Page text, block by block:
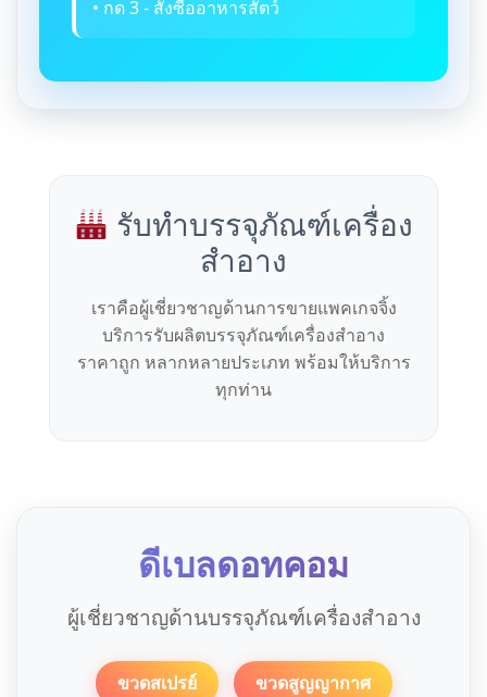
• กด 3 - สั่งซื้ออาหารสัตว์
รับทำบรรจุภัณฑ์เครื่อง
สำอาง
เราคือผู้เชี่ยวชาญด้านการขายแพคเกจจิ้ง
บริการรับผลิตบรรจุภัณฑ์เครื่องสำอาง
ราคาถูก หลากหลายประเภท พร้อมให้บริการ
ทุกท่าน
ดีเบลดอทคอม
ผู้เชี่ยวชาญด้านบรรจุภัณฑ์เครื่องสำอาง
ขวดสเปรย์ ขวดสูญญากาศ